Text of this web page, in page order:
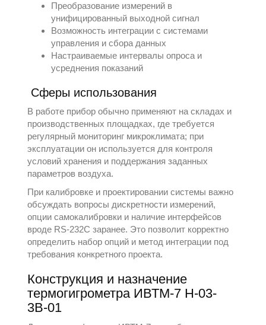
Преобразование измерений в
унифицированный выходной сигнал
Возможность интеграции с системами
управления и сбора данных
Настраиваемые интервалы опроса и
усреднения показаний
Сферы использования
В работе прибор обычно применяют на складах и
производственных площадках, где требуется
регулярный мониторинг микроклимата; при
эксплуатации он используется для контроля
условий хранения и поддержания заданных
параметров воздуха.
При калибровке и проектировании системы важно
обсуждать вопросы дискретности измерений,
опции самокалибровки и наличие интерфейсов
вроде RS-232C заранее. Это позволит корректно
определить набор опций и метод интеграции под
требования конкретного проекта.
Конструкция и назначение
термогигрометра ИВТМ-7 Н-03-
3В-01